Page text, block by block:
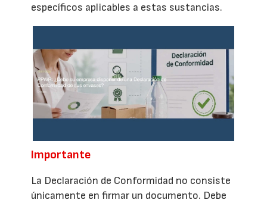
específicos aplicables a estas sustancias.
Importante
La Declaración de Conformidad no consiste
únicamente en firmar un documento. Debe